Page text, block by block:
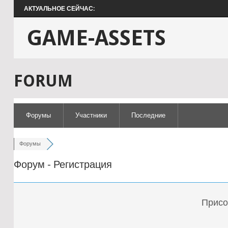
АКТУАЛЬНОЕ СЕЙЧАС:
GAME-ASSETS
FORUM
Форумы Участники Последние
Форумы
Форум - Регистрация